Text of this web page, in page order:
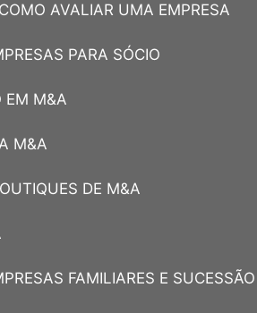
AVALIAR UMA EMPRESA
PARA SÓCIO
EM M&A
M&A
DE M&A
FAMILIARES E SUCESSÃO